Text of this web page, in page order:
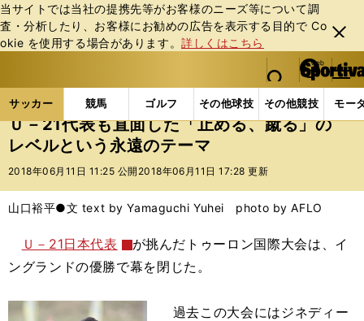
当サイトでは当社の提携先等がお客様のニーズ等について調
査・分析したり、お客様にお勧めの広告を表⽰する⽬的で Co
okie を使⽤する場合があります。詳しくはこちら
閉じ
る
web Sportiva (webスポルティーバ)
検索
マイペ
ー
ジ
メニュ
サッカー 競馬 ゴルフ その他球技 その他競技 モー
ス
ポ
ル
バ
サッカーの記事一覧 サッカー代表 日本代表 Ｕ
Ｕ－21代表も直面した「止める、蹴る」の
レベルという永遠のテーマ
2018年06月11日 11:25 公開 2018年06月11日 17:28 更新
山口裕平●文 text by Yamaguchi Yuhei photo by AFLO
Ｕ－21日本代表
が挑んだトゥーロン国際大会は、イ
ングランドの優勝で幕を閉じた。
過去この大会にはジネディー